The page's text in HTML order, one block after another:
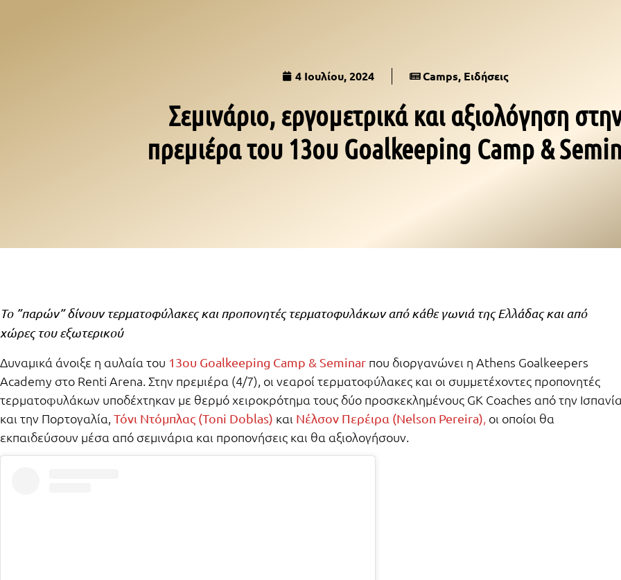
4 Ιουλίου, 2024 Camps, Ειδήσεις
Σεμινάριο, εργομετρικά και αξιολόγηση
πρεμιέρα του 13ου Goalkeeping Camp &
Το ”παρών” δίνουν τερματοφύλακες και προπονητές τερματοφυλάκων από κάθε γωνιά της Ελλάδας και από
χώρες του εξωτερικού
Δυναμικά άνοιξε η αυλαία του 13ου Goalkeeping Camp & Seminar που διοργανώνει η Athens Goalkeepers
Academy στο Renti Arena. Στην πρεμιέρα (4/7), οι νεαροί τερματοφύλακες και οι συμμετέχοντες προπονητές
τερματοφυλάκων υποδέχτηκαν με θερμό χειροκρότημα τους δύο προσκεκλημένους GK Coaches από την
και την Πορτογαλία, Τόνι Ντόμπλας (Toni Doblas) και Νέλσον Περέιρα (Nelson Pereira), οι οποίοι θα
εκπαιδεύσουν μέσα από σεμινάρια και προπονήσεις και θα αξιολογήσουν.